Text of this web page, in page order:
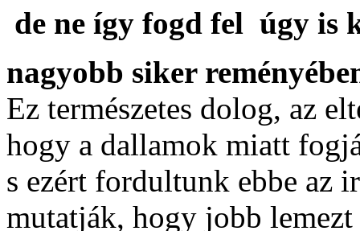
 de ne így fogd fel  úgy
nagyobb siker
Ez természetes dolog, az
hogy a dallamok miatt
s ezért fordultunk ebbe az
mutatják, hogy jobb